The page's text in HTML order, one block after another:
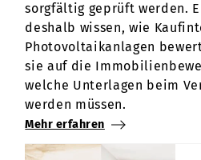
sorgfältig geprüft werden.
deshalb wissen, wie
Photovoltaikanlagen
sie auf die
welche Unterlagen beim
werden müssen.
Mehr erfahren